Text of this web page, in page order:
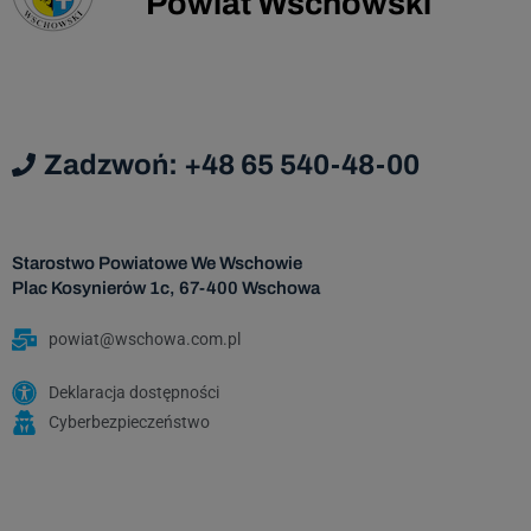
Zadzwoń: +48 65 540-48-00
Starostwo Powiatowe We Wschowie
Plac Kosynierów 1c, 67-400 Wschowa
powiat@wschowa.com.pl
Deklaracja dostępności
Cyberbezpieczeństwo